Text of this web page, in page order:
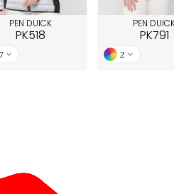
PEN DUICK
PK518
PEN
PK791
2